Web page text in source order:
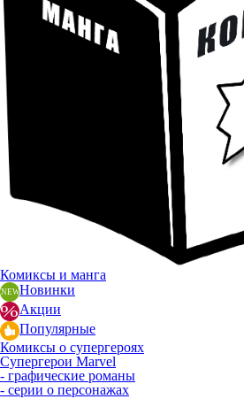
Комиксы и манга
Новинки
Акции
Популярные
Комиксы о супергероях
Супергерои Marvel
- графические романы
- серии о персонажах